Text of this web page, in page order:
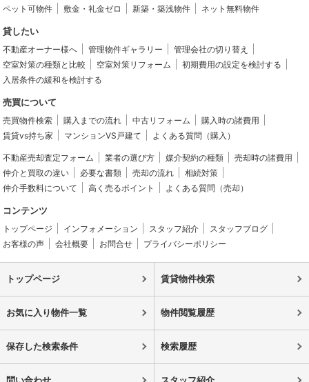
ペット可物件
敷金・礼金ゼロ 新築・築浅物件 ネット無料物件
貸したい
不動産オーナー様へ 管理物件ギャラリー
管理会社の切り替え
空室対策の種類と比較
空室対策リフォーム
初期費用の設定を検討する
入居条件の緩和を検討する
売買について
売買物件検索 購入までの流れ 中古リフォーム
購入時の諸費用
賃貸vs持ち家
マンションVS戸建て よくある質問（購入）
不動産売却査定フォーム 業者の選び方 媒介契約の種類
売却時の諸費用
仲介と買取の違い
必要な書類 売却の流れ
相続対策
仲介手数料について
高く売るポイント よくある質問（売却）
コンテンツ
トップページ インフォメーション スタッフ紹介
スタッフブログ
お客様の声
会社概要 お問合せ プライバシーポリシー
トップページ 賃貸物件検索
お気に入り物件一覧 物件閲覧履歴
保存した検索条件 検索履歴